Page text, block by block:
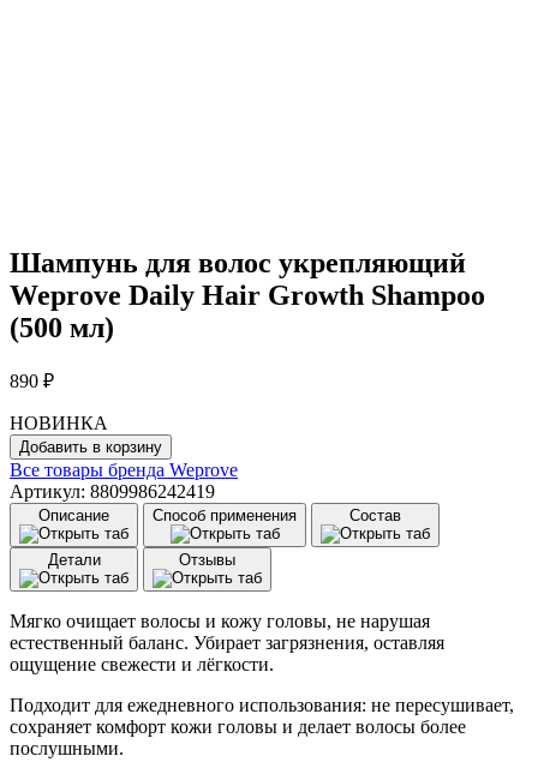
Шампунь для волос укрепляющий
Weprove Daily Hair Growth Shampoo
(500 мл)
890 ₽
НОВИНКА
Количество
товара
Шампунь
для
волос
укрепляющий
Weprove
Daily
Hair
Growth
Shampoo
(500
мл)
Добавить в корзину
Все товары бренда Weprove
Артикул: 8809986242419
Описание Способ применения Состав
Детали Отзывы
Мягко очищает волосы и кожу головы, не нарушая
естественный баланс. Убирает загрязнения, оставляя
ощущение свежести и лёгкости.
Подходит для ежедневного использования: не пересушивает,
сохраняет комфорт кожи головы и делает волосы более
послушными.